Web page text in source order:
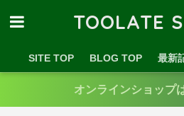
TOOLATE
SITE TOP BLOG TOP 最新
オンラインショップ